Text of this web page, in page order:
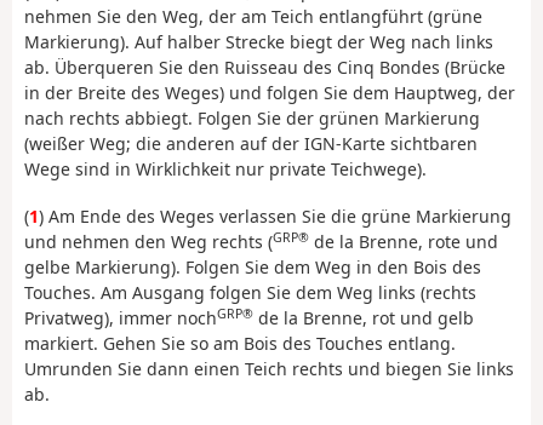
nehmen Sie den Weg, der am Teich entlangführt (grüne
Markierung). Auf halber Strecke biegt der Weg nach links
ab. Überqueren Sie den Ruisseau des Cinq Bondes (Brücke
in der Breite des Weges) und folgen Sie dem Hauptweg, der
nach rechts abbiegt. Folgen Sie der grünen Markierung
(weißer Weg; die anderen auf der IGN-Karte sichtbaren
Wege sind in Wirklichkeit nur private Teichwege).
(1) Am Ende des Weges verlassen Sie die grüne Markierung
und nehmen den Weg rechts (GRP® de la Brenne, rote und
gelbe Markierung). Folgen Sie dem Weg in den Bois des
Touches. Am Ausgang folgen Sie dem Weg links (rechts
Privatweg), immer nochGRP® de la Brenne, rot und gelb
markiert. Gehen Sie so am Bois des Touches entlang.
Umrunden Sie dann einen Teich rechts und biegen Sie links
ab.